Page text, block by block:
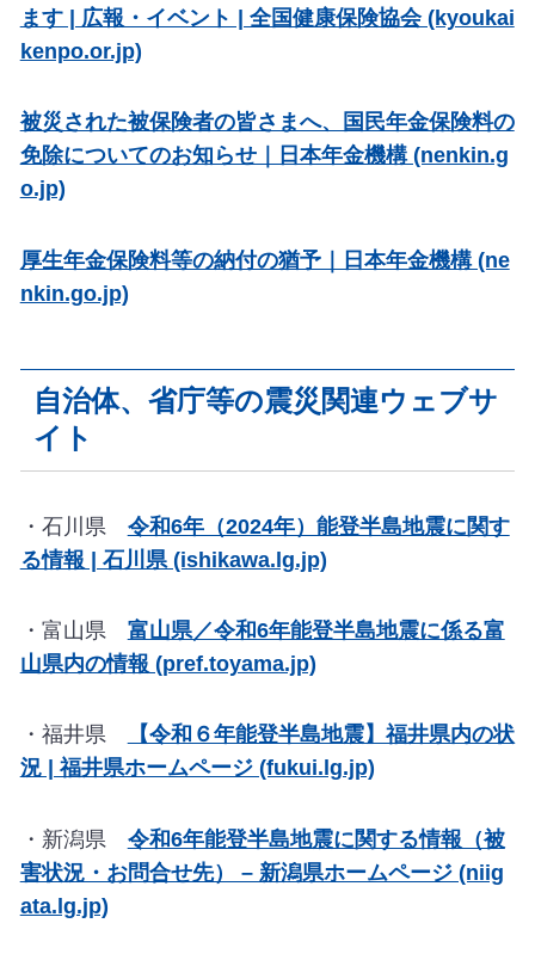
ます | 広報・イベント | 全国健康保険協会 (kyoukai
kenpo.or.jp)
被災された被保険者の皆さまへ、国民年金保険料の
免除についてのお知らせ｜日本年金機構 (nenkin.g
o.jp)
厚生年金保険料等の納付の猶予｜日本年金機構 (ne
nkin.go.jp)
自治体、省庁等の震災関連ウェブサ
イト
・石川県 令和6年（2024年）能登半島地震に関す
る情報 | 石川県 (ishikawa.lg.jp)
・富山県 富山県／令和6年能登半島地震に係る富
山県内の情報 (pref.toyama.jp)
・福井県
【令和６年能登半島地震】福井県内の状
況 | 福井県ホームページ (fukui.lg.jp)
・新潟県 令和6年能登半島地震に関する情報（被
害状況・お問合せ先） – 新潟県ホームページ (niig
ata.lg.jp)